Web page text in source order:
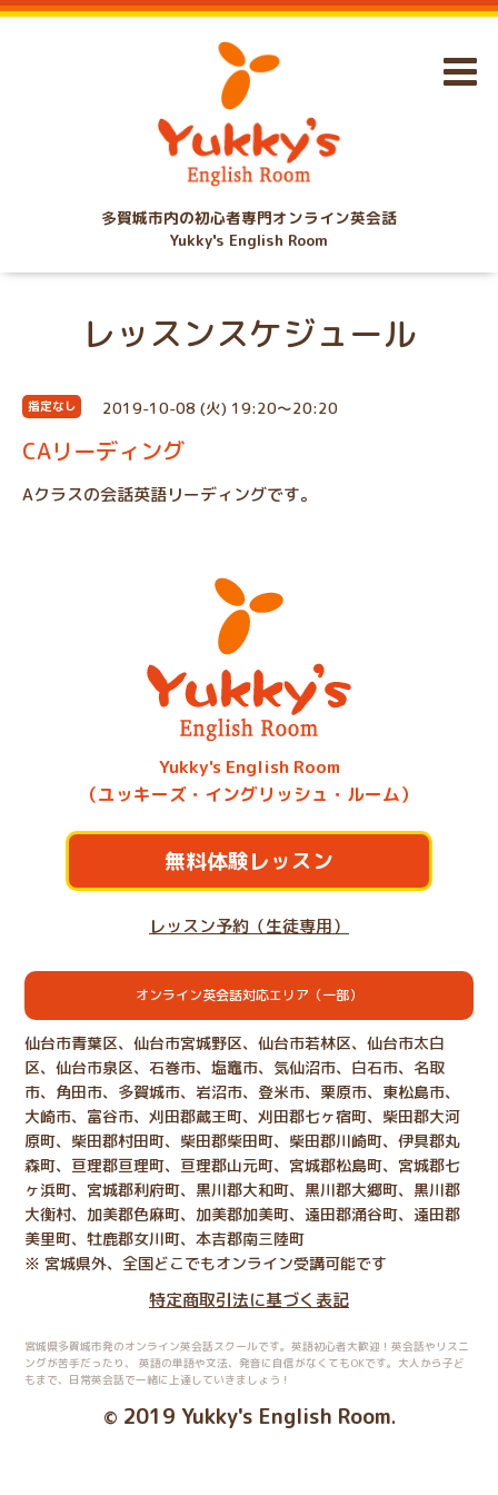
多賀城市内の初心者専門オンライン英会話
Yukky's English Room
レッスンスケジュール
指定なし 2019-10-08 (火) 19:20～20:20
CAリーディング
Aクラスの会話英語リーディングです。
Yukky's English Room
（ユッキーズ・イングリッシュ・ルーム）
無料体験レッスン
レッスン予約（生徒専用）
オンライン英会話対応エリア（一部）
仙台市青葉区、仙台市宮城野区、仙台市若林区、仙台市太白
区、仙台市泉区、石巻市、塩竈市、気仙沼市、白石市、名取
市、角田市、多賀城市、岩沼市、登米市、栗原市、東松島市、
大崎市、富谷市、刈田郡蔵王町、刈田郡七ヶ宿町、柴田郡大河
原町、柴田郡村田町、柴田郡柴田町、柴田郡川崎町、伊具郡丸
森町、亘理郡亘理町、亘理郡山元町、宮城郡松島町、宮城郡七
ヶ浜町、宮城郡利府町、黒川郡大和町、黒川郡大郷町、黒川郡
大衡村、加美郡色麻町、加美郡加美町、遠田郡涌谷町、遠田郡
美里町、牡鹿郡女川町、本吉郡南三陸町
※ 宮城県外、全国どこでもオンライン受講可能です
特定商取引法に基づく表記
宮城県多賀城市発のオンライン英会話スクールです。英語初心者大歓迎！英会話やリスニ
ングが苦手だったり、
英語の単語や文法、発音に自信がなくてもOKです。大人から子ど
もまで、日常英会話で一緒に上達していきましょう！
© 2019 Yukky's English Room.